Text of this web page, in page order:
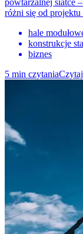
powtarzalnej siatce
różni się od projektu
hale
konstrukcje
biznes
5 min czytaniaCzytaj